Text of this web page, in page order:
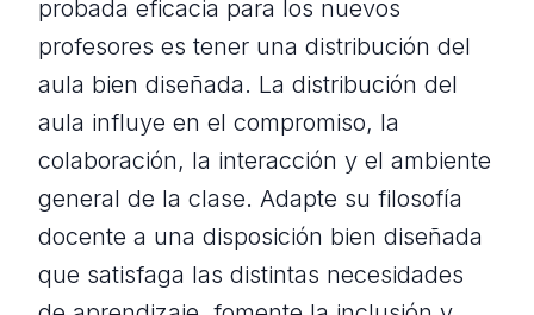
probada eficacia para los nuevos
profesores es tener una distribución del
aula bien diseñada. La distribución del
aula influye en el compromiso, la
colaboración, la interacción y el ambiente
general de la clase. Adapte su filosofía
docente a una disposición bien diseñada
que satisfaga las distintas necesidades